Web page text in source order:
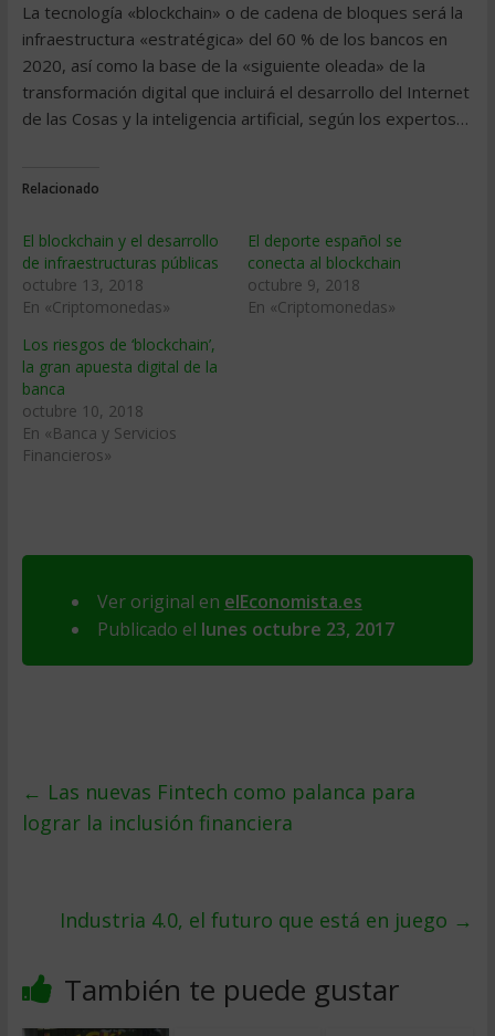
La tecnología «blockchain» o de cadena de bloques será la
infraestructura «estratégica» del 60 % de los bancos en
2020, así como la base de la «siguiente oleada» de la
transformación digital que incluirá el desarrollo del Internet
de las Cosas y la inteligencia artificial, según los expertos…
Relacionado
El blockchain y el desarrollo
de infraestructuras públicas
octubre 13, 2018
En «Criptomonedas»
El deporte español se
conecta al blockchain
octubre 9, 2018
En «Criptomonedas»
Los riesgos de ‘blockchain’,
la gran apuesta digital de la
banca
octubre 10, 2018
En «Banca y Servicios
Financieros»
Ver original en elEconomista.es
Publicado el lunes octubre 23, 2017
← Las nuevas Fintech como palanca para
lograr la inclusión financiera
Industria 4.0, el futuro que está en juego →
También te puede gustar